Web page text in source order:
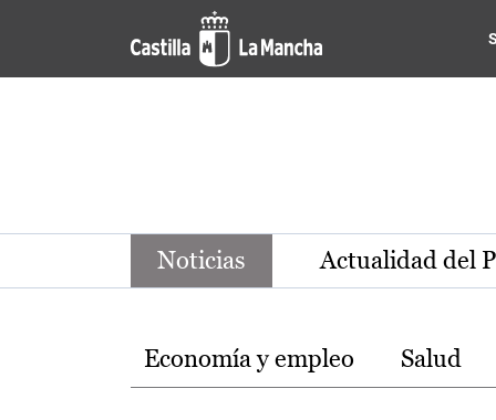
Pasar al contenido principal
Noticias de la región de
Noticias Actualidad del
Temas
Economía y empleo Salud